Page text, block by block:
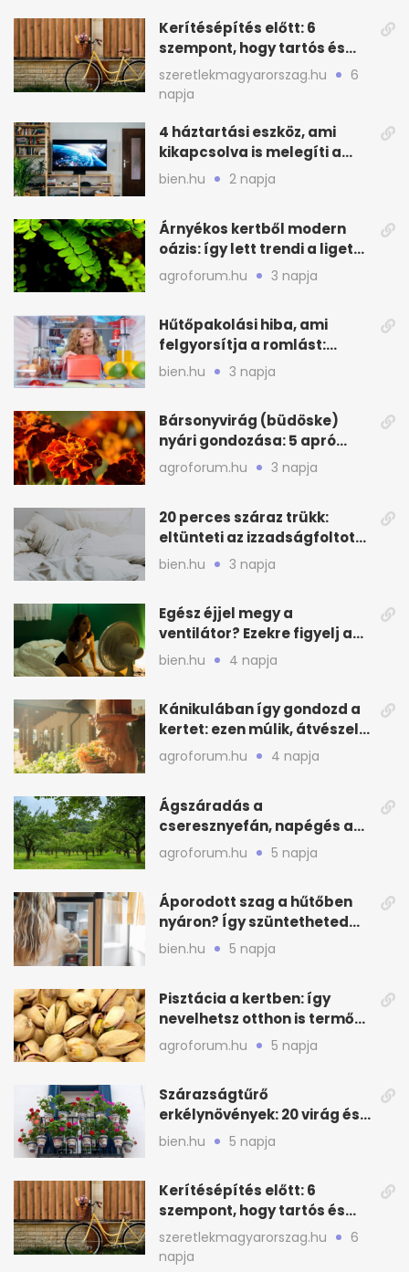
Kerítésépítés előtt: 6
szempont, hogy tartós és
praktikus legyen
szeretlekmagyarorszag.hu
6
napja
4 háztartási eszköz, ami
kikapcsolva is melegíti a
lakást
bien.hu 2 napja
Árnyékos kertből modern
oázis: így lett trendi a ligetes
zöld
agroforum.hu 3 napja
Hűtőpakolási hiba, ami
felgyorsítja a romlást:
zónákra figyelj
bien.hu 3 napja
Bársonyvirág (büdöske)
nyári gondozása: 5 apró
lépés a dús virágzásért
agroforum.hu 3 napja
20 perces száraz trükk:
eltünteti az izzadságfoltot
és a szagot a matracról
bien.hu 3 napja
Egész éjjel megy a
ventilátor? Ezekre figyelj a
hőségben alvásnál
bien.hu 4 napja
Kánikulában így gondozd a
kertet: ezen múlik, átvészeli-
e a hőséget
agroforum.hu 4 napja
Ágszáradás a
cseresznyefán, napégés a
kajszin: mit tehetsz most?
agroforum.hu 5 napja
Áporodott szag a hűtőben
nyáron? Így szüntetheted
meg olcsón
bien.hu 5 napja
Pisztácia a kertben: így
nevelhetsz otthon is termő
növényt
agroforum.hu 5 napja
Szárazságtűrő
erkélynövények: 20 virág és
cserje a forró nyárra
bien.hu 5 napja
Kerítésépítés előtt: 6
szempont, hogy tartós és
praktikus legyen
szeretlekmagyarorszag.hu
6
napja